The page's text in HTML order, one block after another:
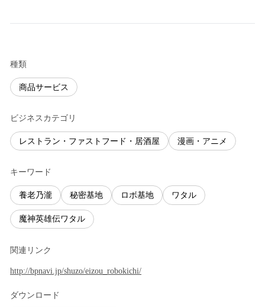
種類
商品サービス
ビジネスカテゴリ
レストラン・ファストフード・居酒屋 漫画・アニメ
キーワード
養老乃瀧 秘密基地 ロボ基地 ワタル
魔神英雄伝ワタル
関連リンク
http://bpnavi.jp/shuzo/eizou_robokichi/
ダウンロード